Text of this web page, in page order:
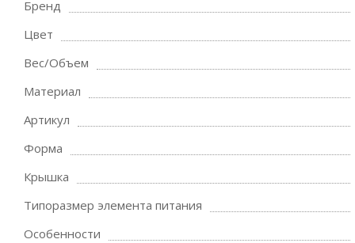
Бренд
Цвет
Вес/Объем
Материал
Артикул
Форма
Крышка
Типоразмер элемента питания
Особенности